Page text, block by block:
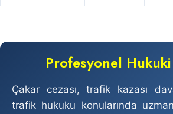
Profesyonel
Çakar cezası, trafik kazası
trafik hukuku konularında